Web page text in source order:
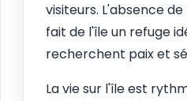
visiteurs. L'absence
fait de l'île un refuge
recherchent paix et
La vie sur l'île est